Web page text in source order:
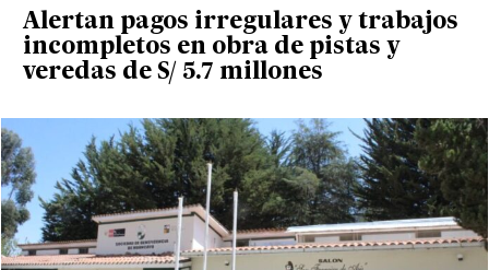
Alertan pagos irregulares y trabajos
incompletos en obra de pistas y
veredas de S/ 5.7 millones